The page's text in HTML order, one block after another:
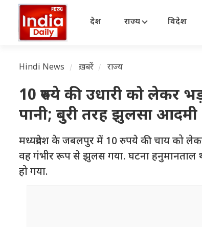
देश राज्य विदेश
Hindi News ख़बरें राज्य
10 रुपये की उधारी को लेकर
पानी; बुरी तरह झुलसा आदमी
मध्यप्रदेश के जबलपुर में 10 रुपये की चाय को
वह गंभीर रूप से झुलस गया. घटना हनुमानताल
हो गया.